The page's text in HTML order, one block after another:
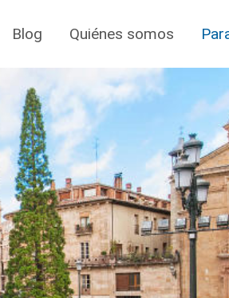
Blog Quiénes somos